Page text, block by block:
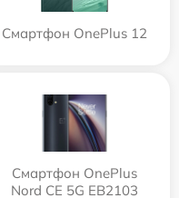
Смартфон OnePlus 12
Смартфон OnePlus
Nord CE 5G EB2103